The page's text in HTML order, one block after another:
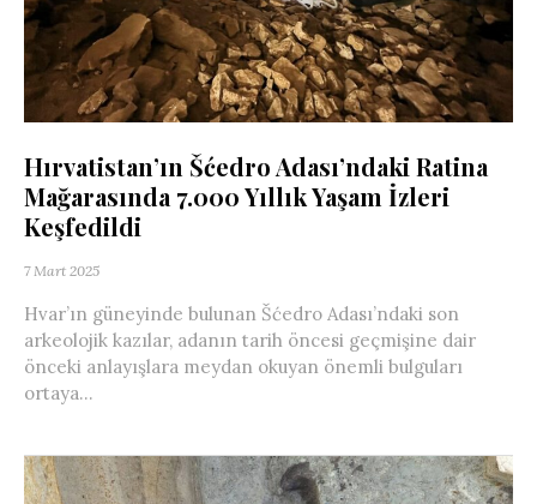
Hırvatistan’ın Šćedro Adası’ndaki Ratina
Mağarasında 7.000 Yıllık Yaşam İzleri
Keşfedildi
7 Mart 2025
Hvar’ın güneyinde bulunan Šćedro Adası’ndaki son
arkeolojik kazılar, adanın tarih öncesi geçmişine dair
önceki anlayışlara meydan okuyan önemli bulguları
ortaya...